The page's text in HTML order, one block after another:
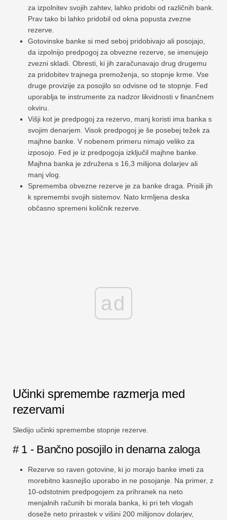
za izpolnitev svojih zahtev, lahko pridobi od različnih bank.
Prav tako bi lahko pridobil od okna popusta zvezne
rezerve.
Gotovinske banke si med seboj pridobivajo ali posojajo,
da izpolnijo predpogoj za obvezne rezerve, se imenujejo
zvezni skladi. Obresti, ki jih zaračunavajo drug drugemu
za pridobitev trajnega premoženja, so stopnje krme. Vse
druge provizije za posojilo so odvisne od te stopnje. Fed
uporablja te instrumente za nadzor likvidnosti v finančnem
okviru.
Višji kot je predpogoj za rezervo, manj koristi ima banka s
svojim denarjem. Visok predpogoj je še posebej težek za
majhne banke. V nobenem primeru nimajo veliko za
izposojo. Fed je iz predpogoja izključil majhne banke.
Majhna banka je združena s 16,3 milijona dolarjev ali
manj vlog.
Sprememba obvezne rezerve je za banke draga. Prisili jih
k spremembi svojih sistemov. Nato krmljena deska
občasno spremeni količnik rezerve.
ad
Učinki spremembe razmerja med
rezervami
Sledijo učinki spremembe stopnje rezerve.
# 1 - Bančno posojilo in denarna zaloga
Rezerve so raven gotovine, ki jo morajo banke imeti za
morebitno kasnejšo uporabo in ne posojanje. Na primer, z
10-odstotnim predpogojem za prihranek na neto
menjalnih računih bi morala banka, ki pri teh vlogah
doseže neto prirastek v višini 200 milijonov dolarjev,